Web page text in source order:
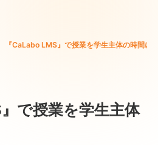
『CaLabo LMS』で授業を学生主体の時間に
』で授業を学生主体